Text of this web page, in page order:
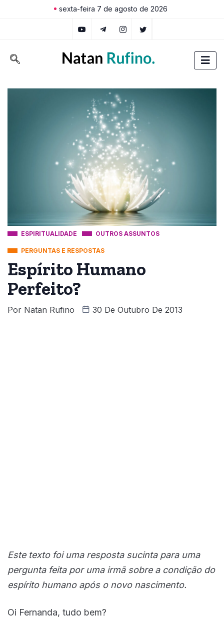
sexta-feira 7 de agosto de 2026
ESPIRITUALIDADE OUTROS ASSUNTOS
PERGUNTAS E RESPOSTAS
Espírito Humano
Perfeito?
Por Natan Rufino 30 De Outubro De 2013
Este texto foi uma resposta sucinta para uma
pergunta feita por uma irmã sobre a condição do
espírito humano após o novo nascimento.
Oi Fernanda, tudo bem?